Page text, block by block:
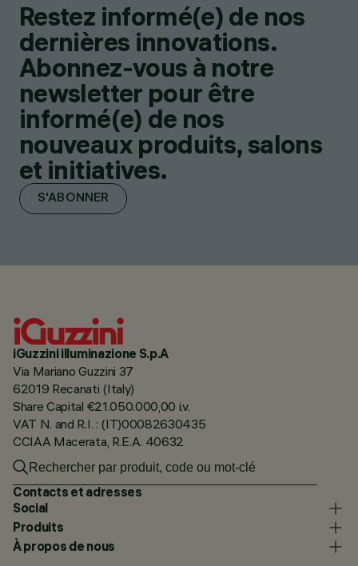
Restez informé(e) de nos
dernières innovations.
Abonnez-vous à notre
newsletter pour être
informé(e) de nos
nouveaux produits, salons
et initiatives.
S'ABONNER
iGuzzini illuminazione S.p.A
Via Mariano Guzzini 37
62019 Recanati (Italy)
Share Capital €21.050.000,00 i.v.
VAT N. and R.I. : (IT)00082630435
CCIAA Macerata, R.E.A. 40632
Contacts et adresses
Social
Produits
À propos de nous